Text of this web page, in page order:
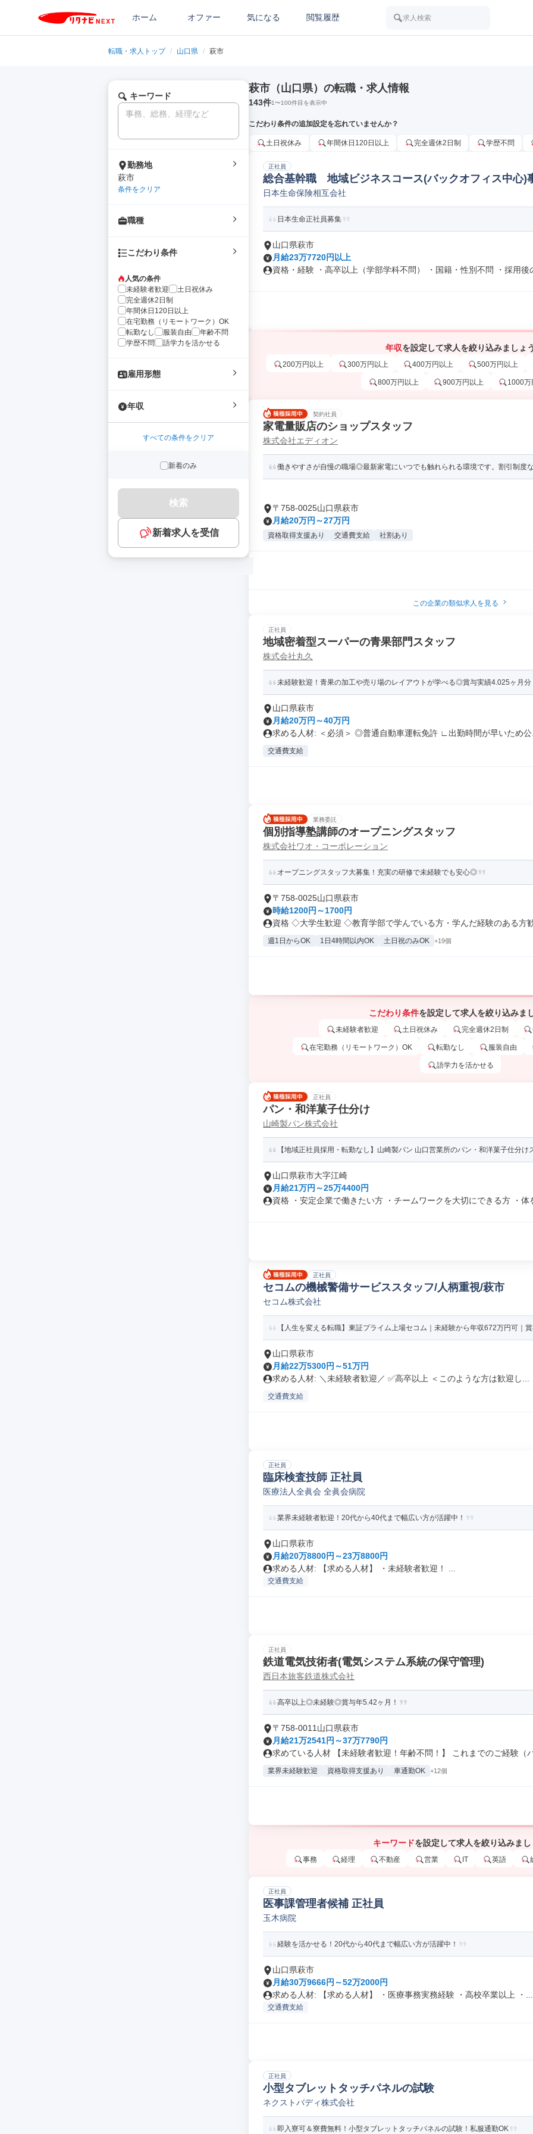
ホーム オファー 気になる 閲覧履歴 求人検索
転職・求人トップ / 山口県 / 萩市
キーワード
勤務地
萩市
条件をクリア
職種
こだわり条件
人気の条件
未経験者歓迎
土日祝休み
完全週休2日制
年間休日120日以上
在宅勤務（リモートワーク）OK
転勤なし
服装自由
年齢不問
学歴不問
語学力を活かせる
雇用形態
年収
すべての条件をクリア
新着のみ
検索
新着求人を受信
萩市（山口県）の転職・求人情報
143件1〜100件目を表示中
こだわり条件の追加設定を忘れていませんか？
土日祝休み 年間休日120日以上 完全週休2日制 学歴不問
正社員
総合基幹職 地域ビジネスコース(バックオフィス中心)
等/未経験可!
日本生命保険相互会社
日本生命正社員募集
山口県萩市
月給23万7720円以上
資格・経験 ・高卒以上（学部学科不問） ・国籍・性別不問 ・採用後
年収を設定して求人を絞り込みましょ
200万円以上 300万円以上 400万円以上 500万円以上
800万円以上 900万円以上 1000万
契約社員
家電量販店のショップスタッフ
株式会社エディオン
働きやすさが自慢の職場◎最新家電にいつでも触れられる環境です。割引制度
〒758-0025山口県萩市
月給20万円～27万円
資格取得支援あり 交通費支給 社割あり
この企業の類似求人を見る
正社員
地域密着型スーパーの青果部門スタッフ
株式会社丸久
未経験歓迎！青果の加工や売り場のレイアウトが学べる◎賞与実績4.025ヶ月
山口県萩市
月給20万円～40万円
求める人材: ＜必須＞ ◎普通自動車運転免許 ∟出勤時間が早いため
交通費支給
業務委託
個別指導塾講師のオープニングスタッフ
株式会社ワオ・コーポレーション
オープニングスタッフ大募集！充実の研修で未経験でも安心◎
〒758-0025山口県萩市
時給1200円～1700円
資格 ◇大学生歓迎 ◇教育学部で学んでいる方・学んだ経験のある方
週1日からOK 1日4時間以内OK 土日祝のみOK +19個
こだわり条件を設定して求人を絞り込みま
未経験者歓迎 土日祝休み 完全週休2日制
在宅勤務（リモートワーク）OK 転勤なし 服装自由
語学力を活かせる
正社員
パン・和洋菓子仕分け
山崎製パン株式会社
【地域正社員採用・転勤なし】山崎製パン 山口営業所のパン・和洋菓子仕分け
山口県萩市大字江崎
月給21万円～25万4400円
資格 ・安定企業で働きたい方 ・チームワークを大切にできる方 ・体
正社員
セコムの機械警備サービススタッフ/人柄重視/萩市
セコム株式会社
【人生を変える転職】東証プライム上場セコム｜未経験から年収672万円可｜
山口県萩市
月給22万5300円～51万円
求める人材: ＼未経験者歓迎／ ✅高卒以上 ＜このような方は歓迎し...
交通費支給
正社員
臨床検査技師 正社員
医療法人全眞会 全眞会病院
業界未経験者歓迎！20代から40代まで幅広い方が活躍中！
山口県萩市
月給20万8800円～23万8800円
求める人材: 【求める人材】 ・未経験者歓迎！ ...
交通費支給
正社員
鉄道電気技術者(電気システム系統の保守管理)
西日本旅客鉄道株式会社
高卒以上◎未経験◎賞与年5.42ヶ月！
〒758-0011山口県萩市
月給21万2541円～37万7790円
求めている人材 【未経験者歓迎！年齢不問！】 これまでのご経験（
業界未経験歓迎 資格取得支援あり 車通勤OK +12個
キーワードを設定して求人を絞り込みま
事務 経理 不動産 営業 IT 英語
正社員
医事課管理者候補 正社員
玉木病院
経験を活かせる！20代から40代まで幅広い方が活躍中！
山口県萩市
月給30万9666円～52万2000円
求める人材: 【求める人材】 ・医療事務実務経験 ・高校卒業以上 ・...
交通費支給
正社員
小型タブレットタッチパネルの試験
ネクストバディ株式会社
即入寮可＆寮費無料！小型タブレットタッチパネルの試験！私服通勤OK